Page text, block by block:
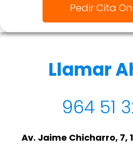
Pedir Cita
Llamar
964 51
Av. Jaime Chicharro, 7,